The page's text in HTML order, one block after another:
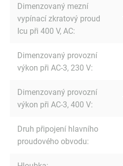
Dimenzovaný mezní
vypínací zkratový proud
Icu při 400 V, AC:
Dimenzovaný provozní
výkon při AC-3, 230 V:
Dimenzovaný provozní
výkon při AC-3, 400 V:
Druh připojení hlavního
proudového obvodu: